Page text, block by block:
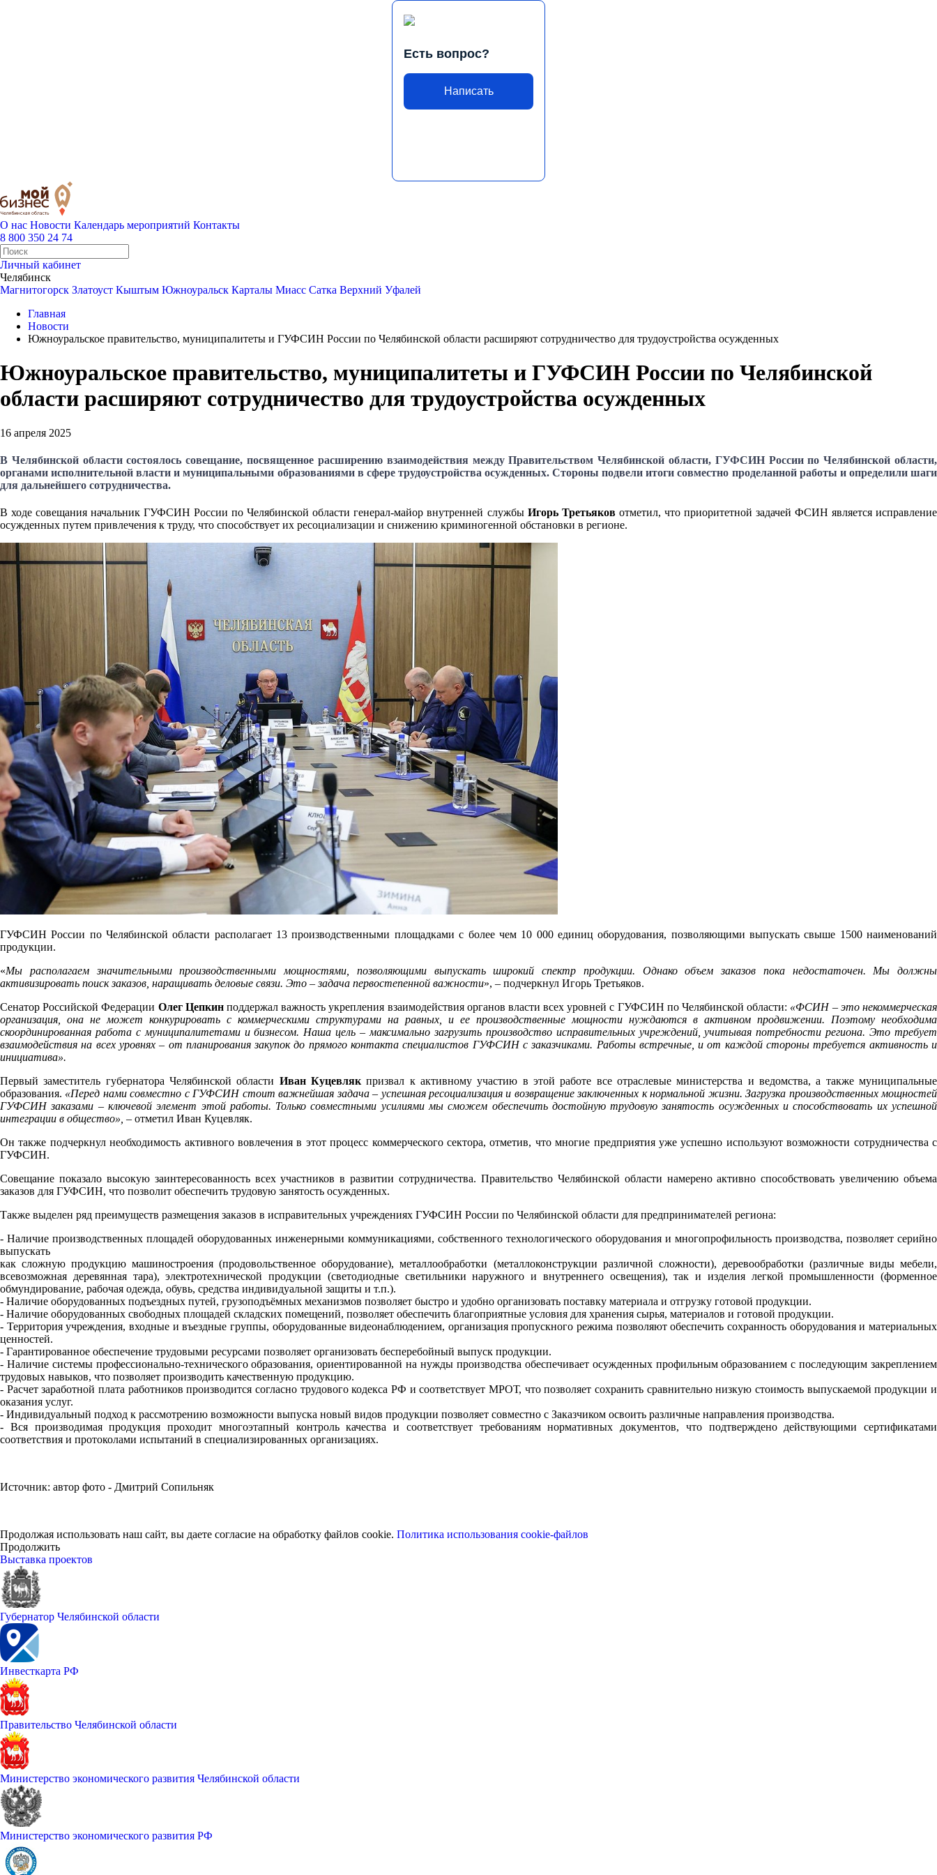
Есть вопрос?
Написать
О нас Новости Календарь мероприятий Контакты
8 800 350 24 74
Личный кабинет
Челябинск
Магнитогорск Златоуст Кыштым Южноуральск Карталы Миасс Сатка Верхний Уфалей
Главная
Новости
Южноуральское правительство, муниципалитеты и ГУФСИН России по Челябинской области расширяют сотрудничество для трудоустройства осужденных
Южноуральское правительство, муниципалитеты и ГУФСИН России по Челябинской
области расширяют сотрудничество для трудоустройства осужденных
16 апреля 2025
В Челябинской области состоялось совещание, посвященное расширению взаимодействия между Правительством Челябинской области, ГУФСИН России по Челябинской области,
органами исполнительной власти и муниципальными образованиями в сфере трудоустройства осужденных. Стороны подвели итоги совместно проделанной работы и определили шаги
для дальнейшего сотрудничества.
В ходе совещания начальник ГУФСИН России по Челябинской области генерал-майор внутренней службы Игорь Третьяковотметил, что приоритетной задачей ФСИН является исправление
осужденных путем привлечения к труду, что способствует их ресоциализации и снижению криминогенной обстановки в регионе.
ГУФСИН России по Челябинской области располагает 13 производственными площадками с более чем 10 000 единиц оборудования, позволяющими выпускать свыше 1500 наименований
продукции.
«Мы располагаем значительными производственными мощностями, позволяющими выпускать широкий спектр продукции. Однако объем заказов пока недостаточен. Мы должны
активизировать поиск заказов, наращивать деловые связи. Это – задача первостепенной важности», – подчеркнул Игорь Третьяков.
Сенатор Российской Федерации Олег Цепкинподдержал важность укрепления взаимодействия органов власти всех уровней с ГУФСИН по Челябинской области: «ФСИН – это некоммерческая
организация, она не может конкурировать с коммерческими структурами на равных, и ее производственные мощности нуждаются в активном продвижении. Поэтому необходима
скоординированная работа с муниципалитетами и бизнесом. Наша цель – максимально загрузить производство исправительных учреждений, учитывая потребности региона. Это требует
взаимодействия на всех уровнях – от планирования закупок до прямого контакта специалистов ГУФСИН с заказчиками. Работы встречные, и от каждой стороны требуется активность и
инициатива».
Первый заместитель губернатора Челябинской области Иван Куцевлякпризвал к активному участию в этой работе все отраслевые министерства и ведомства, а также муниципальные
образования. «Перед нами совместно с ГУФСИН стоит важнейшая задача – успешная ресоциализация и возвращение заключенных к нормальной жизни. Загрузка производственных мощностей
ГУФСИН заказами – ключевой элемент этой работы. Только совместными усилиями мы сможем обеспечить достойную трудовую занятость осужденных и способствовать их успешной
интеграции в общество», – отметил Иван Куцевляк.
Он также подчеркнул необходимость активного вовлечения в этот процесс коммерческого сектора, отметив, что многие предприятия уже успешно используют возможности сотрудничества с
ГУФСИН.
Совещание показало высокую заинтересованность всех участников в развитии сотрудничества. Правительство Челябинской области намерено активно способствовать увеличению объема
заказов для ГУФСИН, что позволит обеспечить трудовую занятость осужденных.
Также выделен ряд преимуществ размещения заказов в исправительных учреждениях ГУФСИН России по Челябинской области для предпринимателей региона:
- Наличие производственных площадей оборудованных инженерными коммуникациями, собственного технологического оборудования и многопрофильность производства, позволяет серийно
выпускать
как сложную продукцию машиностроения (продовольственное оборудование), металлообработки (металлоконструкции различной сложности), деревообработки (различные виды мебели,
всевозможная деревянная тара), электротехнической продукции (светодиодные светильники наружного и внутреннего освещения), так и изделия легкой промышленности (форменное
обмундирование, рабочая одежда, обувь, средства индивидуальной защиты и т.п.).
- Наличие оборудованных подъездных путей, грузоподъёмных механизмов позволяет быстро и удобно организовать поставку материала и отгрузку готовой продукции.
- Наличие оборудованных свободных площадей складских помещений, позволяет обеспечить благоприятные условия для хранения сырья, материалов и готовой продукции.
- Территория учреждения, входные и въездные группы, оборудованные видеонаблюдением, организация пропускного режима позволяют обеспечить сохранность оборудования и материальных
ценностей.
- Гарантированное обеспечение трудовыми ресурсами позволяет организовать бесперебойный выпуск продукции.
- Наличие системы профессионально-технического образования, ориентированной на нужды производства обеспечивает осужденных профильным образованием с последующим закреплением
трудовых навыков, что позволяет производить качественную продукцию.
- Расчет заработной плата работников производится согласно трудового кодекса РФ и соответствует МРОТ, что позволяет сохранить сравнительно низкую стоимость выпускаемой продукции и
оказания услуг.
- Индивидуальный подход к рассмотрению возможности выпуска новый видов продукции позволяет совместно с Заказчиком освоить различные направления производства.
- Вся производимая продукция проходит многоэтапный контроль качества и соответствует требованиям нормативных документов, что подтверждено действующими сертификатами
соответствия и протоколами испытаний в специализированных организациях.
Источник: автор фото - Дмитрий Сопильняк
Продолжая использовать наш сайт, вы даете согласие на обработку файлов cookie. Политика использования cookie-файлов
Продолжить
Выставка проектов
Губернатор Челябинской области
Инвесткарта РФ
Правительство Челябинской области
Министерство экономического развития Челябинской области
Министерство экономического развития РФ